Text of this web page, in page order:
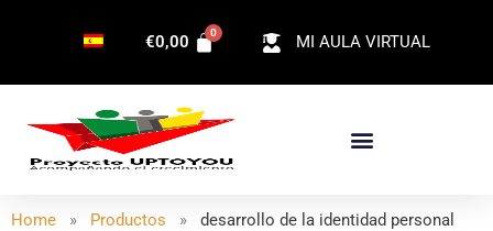
MI AULA VIRTUAL
€0,00
Home » Productos » desarrollo de la identidad personal